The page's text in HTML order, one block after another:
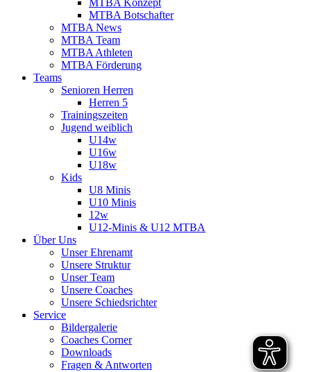
MTBA Konzept
MTBA Botschafter
MTBA News
MTBA Team
MTBA Athleten
MTBA Förderung
Teams
Senioren Herren
Herren 5
Trainingszeiten
Jugend weiblich
U14w
U16w
U18w
Kids
U8 Minis
U10 Minis
12w
U12-Minis & U12 MTBA
Über Uns
Unser Ehrenamt
Unsere Struktur
Unser Team
Unsere Coaches
Unsere Schiedsrichter
Service
Bildergalerie
Coaches Corner
Downloads
Fragen & Antworten